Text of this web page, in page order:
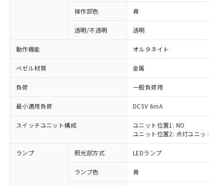
操作部色 青
透明/不透明 透明
動作機能 オルタネイト
ベゼル材質 金属
負荷 一般負荷用
最小適用負荷 DC5V 6mA
スイッチユニット構成
ユニット位置1: NO
ユニット位置2: 点灯ユニット
ランプ 照光部方式 LEDランプ
ランプ色 青